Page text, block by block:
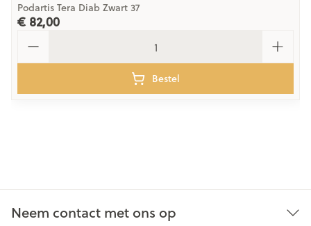
Podartis Tera Diab Zwart 37
€ 82,00
Bestel
Neem contact met ons op